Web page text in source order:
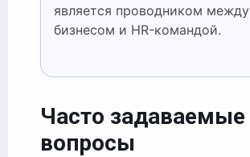
является проводником между
бизнесом и HR-командой.
Часто задаваемые
вопросы